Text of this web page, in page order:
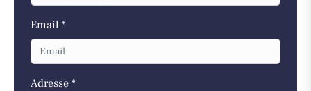
Email *
Adresse *